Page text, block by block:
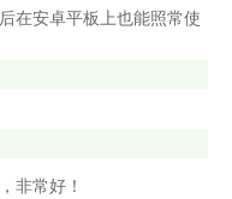
在安卓平板上也能照常使
非常好！